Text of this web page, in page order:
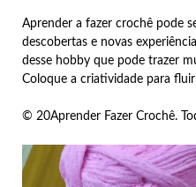
Aprender a fazer crochê pode
descobertas e novas
desse hobby que pode trazer
Coloque a criatividade para
© 20Aprender Fazer Crochê.